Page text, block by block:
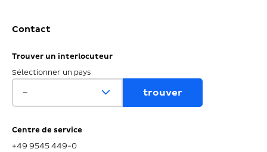
Contact
Trouver un interlocuteur
Sélectionner un pays
Centre de service
+49 9545 449-0